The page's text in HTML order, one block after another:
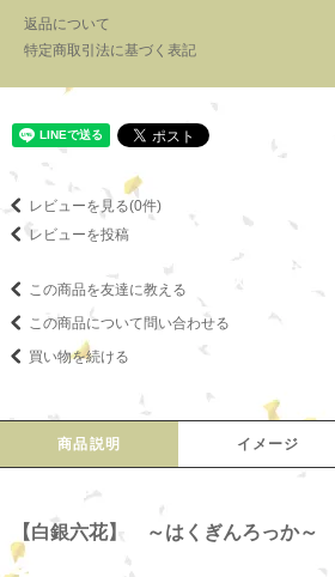
返品について
特定商取引法に基づく表記
レビューを見る(0件)
レビューを投稿
この商品を友達に教える
この商品について問い合わせる
買い物を続ける
商品説明 イメージ
【白銀六花】 ～はくぎんろっか～